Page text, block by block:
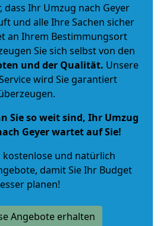
dass Ihr Umzug nach Geyer
und alle Ihre Sachen sicher
an Ihrem Bestimmungsort
Sie sich selbst von den
und der Qualität. Unsere
wird Sie garantiert
Sie so weit sind, Ihr Umzug
Geyer wartet auf Sie!
kostenlose und natürlich
, damit Sie Ihr Budget
planen!
Angebote erhalten